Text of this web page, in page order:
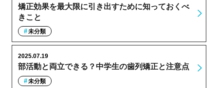
矯正効果を最大限に引き出すために知っておくべ
きこと
未分類
部活動と両立できる？中学生の歯列矯正と注意点
2025.07.19
未分類